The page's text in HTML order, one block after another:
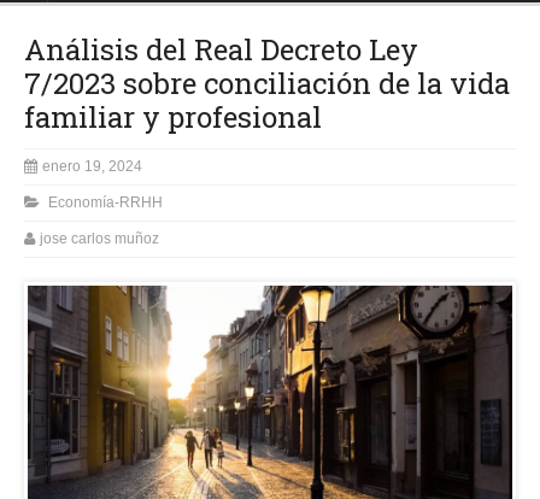
Análisis del Real Decreto Ley
7/2023 sobre conciliación de la vida
familiar y profesional
enero 19, 2024
Economía-RRHH
jose carlos muñoz